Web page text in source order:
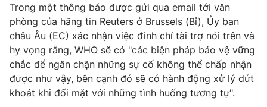
Giải sao mai
Sao
Làm đẹp
Chất lượng cuộc sống
Giáo dục
Tuyển sinh
Học trực tuyến
Công nghệ
Hitech Công nghệ tương lai
Sản phẩm
Giao lưu trực tuyến
Trong một thông báo được gửi qua email tới văn
phòng của hãng tin Reuters ở Brussels (Bỉ), Ủy ban
châu Âu (EC) xác nhận việc đình chỉ tài trợ nói trên và
hy vọng rằng, WHO sẽ có "các biện pháp bảo vệ vững
chắc để ngăn chặn những sự cố không thể chấp nhận
được như vậy, bên cạnh đó sẽ có hành động xử lý dứt
khoát khi đối mặt với những tình huống tương tự".